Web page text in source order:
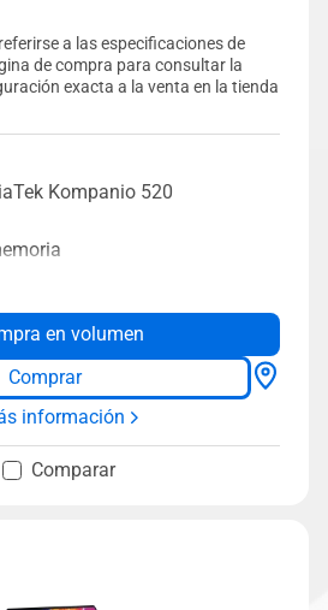
a las especificaciones de
de compra para consultar la
exacta a la venta en la tienda
Kompanio 520
Guard
en volumen
Comprar
información
Comparar